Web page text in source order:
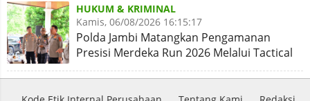
HUKUM & KRIMINAL
Kamis, 06/08/2026 16:15:17
Polda Jambi Matangkan Pengamanan
Presisi Merdeka Run 2026 Melalui Tactical
Floor Game